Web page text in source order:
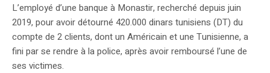
L’employé d’une banque à Monastir, recherché depuis juin
2019, pour avoir détourné 420.000 dinars tunisiens (DT) du
compte de 2 clients, dont un Américain et une Tunisienne, a
fini par se rendre à la police, après avoir remboursé l’une de
ses victimes.